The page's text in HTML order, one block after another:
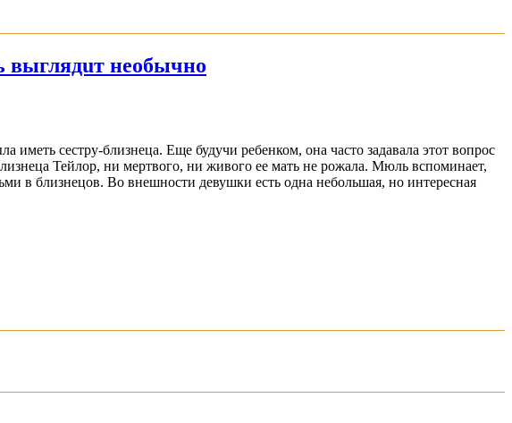
выглядuт необычно
сестру-близнеца. Еще будучи ребенком, она часто задавала этот вопрос
Тейлор, ни мертвого, ни живого ее мать не рожала. Мюль вспоминает,
в близнецов. Во внешности девушки есть одна небольшая, но интересная